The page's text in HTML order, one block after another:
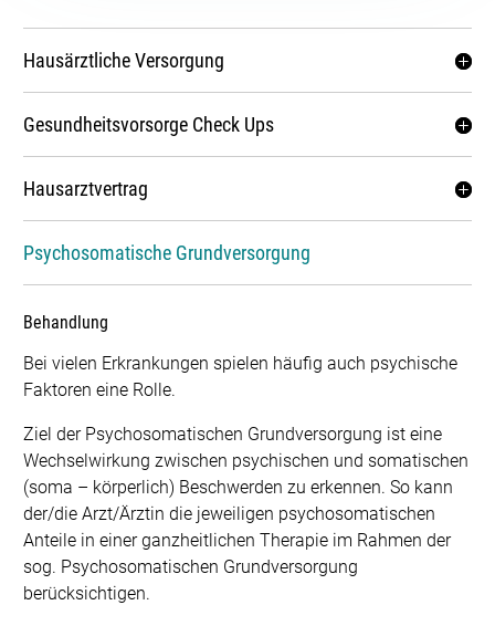
Hausärztliche Versorgung
Gesundheitsvorsorge Check Ups
Hausarztvertrag
Psychosomatische Grundversorgung
Behandlung
Bei vielen Erkrankungen spielen häufig auch psychische
Faktoren eine Rolle.
Ziel der Psychosomatischen Grundversorgung ist eine
Wechselwirkung zwischen psychischen und somatischen
(soma – körperlich) Beschwerden zu erkennen. So kann
der/die Arzt/Ärztin die jeweiligen psychosomatischen
Anteile in einer ganzheitlichen Therapie im Rahmen der
sog. Psychosomatischen Grundversorgung
berücksichtigen.